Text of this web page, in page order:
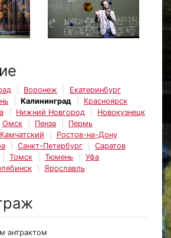
Воронеж
Екатеринбург
Калининград
Красноярск
Нижний Новгород
Новокузнецк
Омск Пенза
Пермь
Ростов-на-Дону
Санкт-Петербург
Саратов
Томск Тюмень
Уфа
Ярославль
антрактом